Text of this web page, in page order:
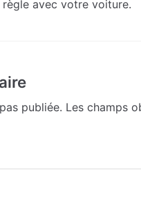
avec votre voiture.
publiée. Les champs